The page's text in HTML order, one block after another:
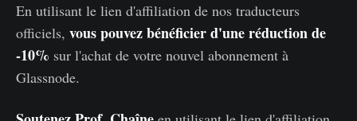
En utilisant le lien d'affiliation de nos traducteurs
officiels, vous pouvez bénéficier d'une réduction de
-10% sur l'achat de votre nouvel abonnement à
Glassnode.